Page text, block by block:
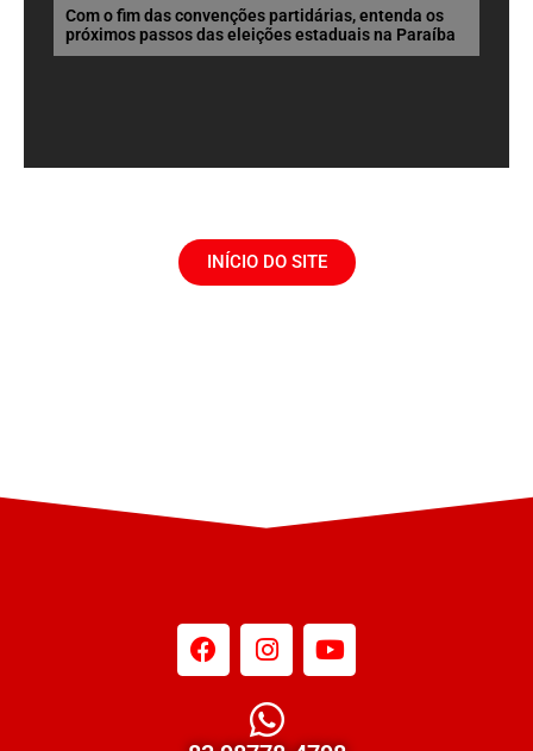
Com o fim das convenções partidárias, entenda os
próximos passos das eleições estaduais na Paraíba
INÍCIO DO SITE